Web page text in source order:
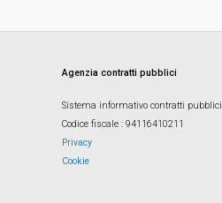
Agenzia contratti pubblici
Sistema informativo contratti pubblici
Codice fiscale : 94116410211
Privacy
Cookie